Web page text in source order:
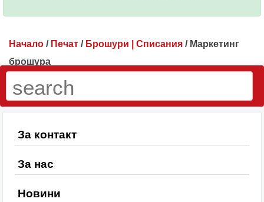
Начало / Печат / Брошури | Списания / Маркетинг
брошура
За контакт
За нас
Новини